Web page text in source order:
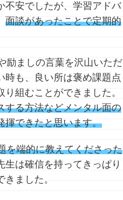
不安でしたが、学習アドバ
⾯談があったことで定期的
励ましの⾔葉を沢⼭いただ
時も、良い所は褒め課題点
組むことができました。
する⽅法などメンタル⾯の
揮できたと思います。
を端的に教えてくださった
生は確信を持ってきっぱり
ました。